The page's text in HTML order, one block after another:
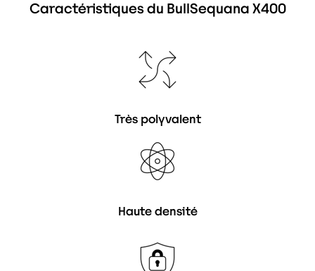
Caractéristiques du BullSequana X400
Très polyvalent
Haute densité